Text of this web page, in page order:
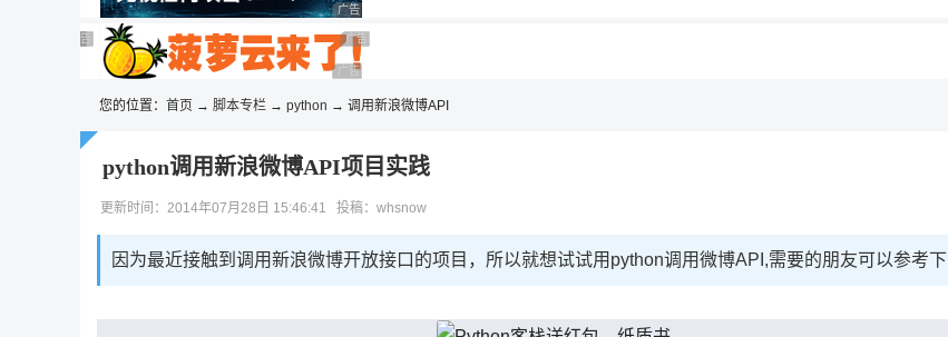
广告 商业广告，理性选择
广告 商业广告，理性选择
广告 商业广告，理性选择
广告 商业广告，理性选择
广告 商业广告，理性选择
广告 商业广告，理性选择
您的位置： 首页 → 脚本专栏 → python → 调用新浪微博API
python调用新浪微博API项目实践
更新时间：2014年07月28日 15:46:41 投稿：whsnow
因为最近接触到调用新浪微博开放接口的项目，所以就想试试用python调用微博API,需要的朋友可以参考下